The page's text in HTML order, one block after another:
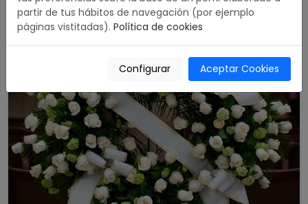
partir de tus hábitos de navegación (por ejemplo
páginas vistitadas). Política de cookies
Configurar Aceptar Cookies